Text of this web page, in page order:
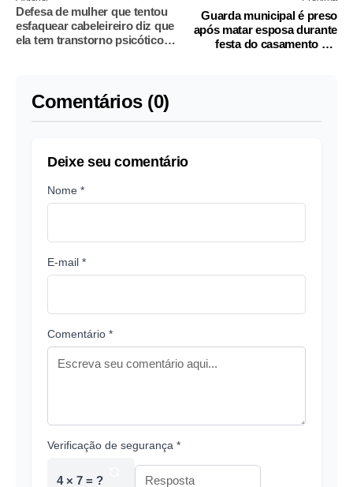
Defesa de mulher que tentou
esfaquear cabeleireiro diz que
ela tem transtorno psicótico
Guarda municipal é preso
após matar esposa durante
festa do casamento em
Comentários (0)
Deixe seu comentário
Nome *
E-mail *
Comentário *
Verificação de segurança *
4 × 7 = ?